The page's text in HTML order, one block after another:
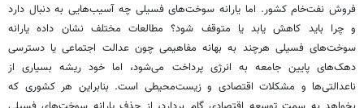
فروش نفت‌خام کشور. اما یارانه سوخت‎‌های فسیلی چه آسیب‌هایی به دنبال دارد
و چرا باید کاهش یابد یا متوقف شود؟ مطالعات مختلف نشان داده یارانه
سوخت‌های فسیلی هرچند به بهانه مفاهیمی چون عدالت اجتماعی یا دسترسی
دهک‌های پایین جامعه به انرژی پرداخت می‌شود، اما خود ریشه بسیاری از
ناعدالتی‌ها و مشکلات اقتصادی و زیست‌محیطی است. بنابراین هر کشوری که